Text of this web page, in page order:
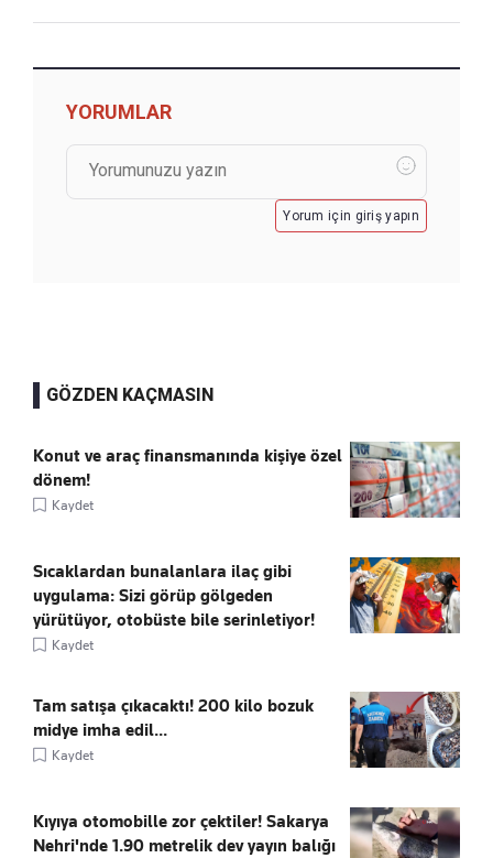
YORUMLAR
Yorum için giriş yapın
GÖZDEN KAÇMASIN
Konut ve araç finansmanında kişiye özel
dönem!
Kaydet
Sıcaklardan bunalanlara ilaç gibi
uygulama: Sizi görüp gölgeden
yürütüyor, otobüste bile serinletiyor!
Kaydet
Tam satışa çıkacaktı! 200 kilo bozuk
midye imha edil...
Kaydet
Kıyıya otomobille zor çektiler! Sakarya
Nehri'nde 1.90 metrelik dev yayın balığı